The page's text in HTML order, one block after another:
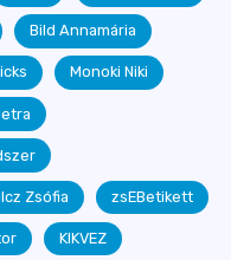
Bild Annamária
Monoki Niki
Zsófia zsEBetikett
KIKVEZ